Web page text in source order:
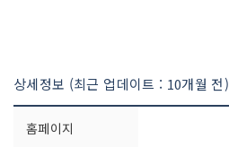
상세정보 (최근 업데이트 : 10개월 전)
홈페이지